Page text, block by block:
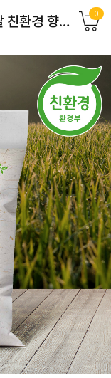
[부여군친환경쌀생산자협회]햅쌀 친환경 향진주쌀 5kg 당일도정 0